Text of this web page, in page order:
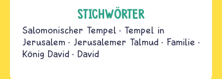
STICHWÖRTER
Salomonischer Tempel
Tempel in
Jerusalem
Jerusalemer Talmud
Familie
König David
David